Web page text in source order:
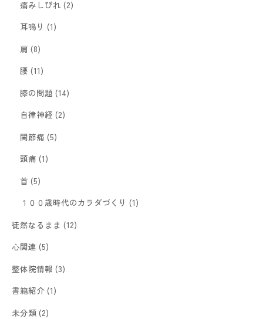
痛みしびれ (2)
耳鳴り (1)
肩 (8)
腰 (11)
膝の問題 (14)
自律神経 (2)
関節痛 (5)
頭痛 (1)
首 (5)
１００歳時代のカラダづくり (1)
徒然なるまま (12)
心関連 (5)
整体院情報 (3)
書籍紹介 (1)
未分類 (2)